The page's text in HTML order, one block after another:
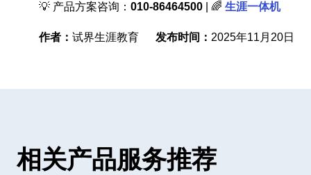
💡 产品方案咨询： 010-86464500 | 🌈 生涯一体机
作者： 试界生涯教育 发布时间： 2025年11月20日
相关产品服务推荐